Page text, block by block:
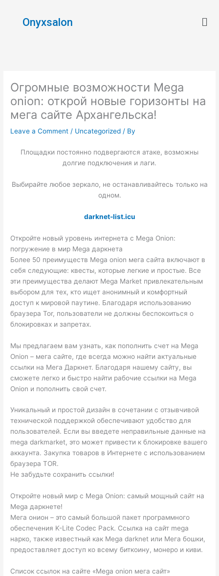
contentOnyxsalon
Огромные возможности Mega
onion: открой новые горизонты на
мега сайте Архангельска!
Leave a Comment / Uncategorized / By
Площадки постоянно подвергаются атаке, возможны
долгие подключения и лаги.
Выбирайте любое зеркало, не останавливайтесь только на
одном.
darknet-list.icu
Откройте новый уровень интернета с Mega Onion:
погружение в мир Mega даркнета
Более 50 преимуществ Mega onion мега сайта включают в
себя следующие: квесты, которые легкие и простые. Все
эти преимущества делают Mega Market привлекательным
выбором для тех, кто ищет анонимный и комфортный
доступ к мировой паутине. Благодаря использованию
браузера Tor, пользователи не должны беспокоиться о
блокировках и запретах.
Мы предлагаем вам узнать, как пополнить счет на Mega
Onion – мега сайте, где всегда можно найти актуальные
ссылки на Мега Даркнет. Благодаря нашему сайту, вы
сможете легко и быстро найти рабочие ссылки на Mega
Onion и пополнить свой счет.
Уникальный и простой дизайн в сочетании с отзывчивой
технической поддержкой обеспечивают удобство для
пользователей. Если вы введете неправильные данные на
mega darkmarket, это может привести к блокировке вашего
аккаунта. Закупка товаров в Интернете с использованием
браузера ТОR.
Не забудьте сохранить ссылки!
Откройте новый мир с Mega Onion: самый мощный сайт на
Mega даркнете!
Мега онион – это самый большой пакет программного
обеспечения K-Lite Codec Pack. Ссылка на сайт mega
нарко, также известный как Mega darknet или Мега бошки,
предоставляет доступ ко всему биткоину, монеро и киви.
Список ссылок на сайте «Mega onion мега сайт»